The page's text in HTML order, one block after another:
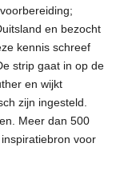
en bezocht
kennis schreef
strip gaat in op de
en wijkt
zijn ingesteld.
Meer dan 500
voor